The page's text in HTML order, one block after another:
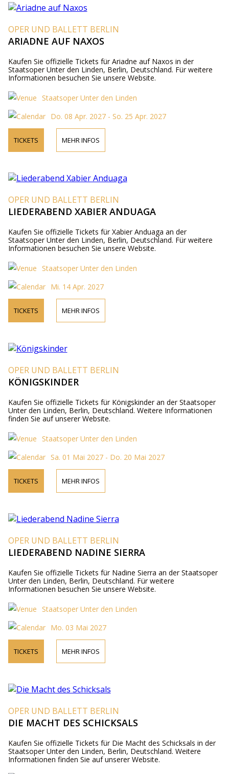
OPER UND BALLETT BERLIN
ARIADNE AUF NAXOS
Kaufen Sie offizielle Tickets für Ariadne auf Naxos in der
Staatsoper Unter den Linden, Berlin, Deutschland. Für weitere
Informationen besuchen Sie unsere Website.
Staatsoper Unter den Linden
Do. 08 Apr. 2027 - So. 25 Apr. 2027
TICKETS MEHR INFOS
OPER UND BALLETT BERLIN
LIEDERABEND XABIER ANDUAGA
Kaufen Sie offizielle Tickets für Xabier Anduaga an der
Staatsoper Unter den Linden, Berlin, Deutschland. Für weitere
Informationen besuchen Sie unsere Website.
Staatsoper Unter den Linden
Mi. 14 Apr. 2027
TICKETS MEHR INFOS
OPER UND BALLETT BERLIN
KÖNIGSKINDER
Kaufen Sie offizielle Tickets für Königskinder an der Staatsoper
Unter den Linden, Berlin, Deutschland. Weitere Informationen
finden Sie auf unserer Website.
Staatsoper Unter den Linden
Sa. 01 Mai 2027 - Do. 20 Mai 2027
TICKETS MEHR INFOS
OPER UND BALLETT BERLIN
LIEDERABEND NADINE SIERRA
Kaufen Sie offizielle Tickets für Nadine Sierra an der Staatsoper
Unter den Linden, Berlin, Deutschland. Für weitere
Informationen besuchen Sie unsere Website.
Staatsoper Unter den Linden
Mo. 03 Mai 2027
TICKETS MEHR INFOS
OPER UND BALLETT BERLIN
DIE MACHT DES SCHICKSALS
Kaufen Sie offizielle Tickets für Die Macht des Schicksals in der
Staatsoper Unter den Linden, Berlin, Deutschland. Weitere
Informationen finden Sie auf unserer Website.